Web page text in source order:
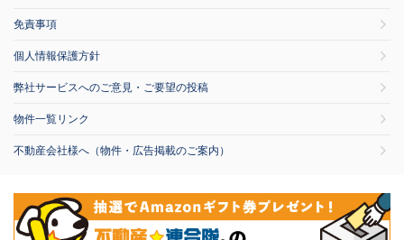
免責事項
個人情報保護方針
弊社サービスへのご意見・ご要望の投稿
物件一覧リンク
不動産会社様へ（物件・広告掲載のご案内）